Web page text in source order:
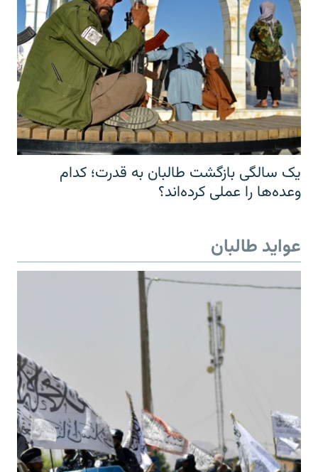
یک سالگی بازگشت طالبان به قدرت؛ کدام
وعده‌ها را عملی کرده‌اند؟
عواید طالبان